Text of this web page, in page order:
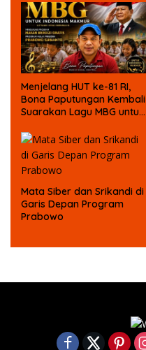
Menjelang HUT ke-81 RI,
Bona Paputungan Kembali
Suarakan Lagu MBG untuk
Mata Siber dan Srikandi di
Garis Depan Program
Prabowo